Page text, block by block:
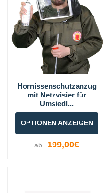
Hornissenschutzanzug
mit Netzvisier für
Umsiedl...
OPTIONEN ANZEIGEN
ab 199,00€